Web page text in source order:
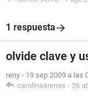
1 respuesta
olvide clave y
reny - 19 sep 2009 a las
carolinaarenas - 26